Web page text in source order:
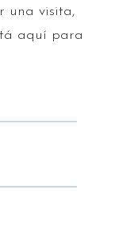
una visita,
aquí para